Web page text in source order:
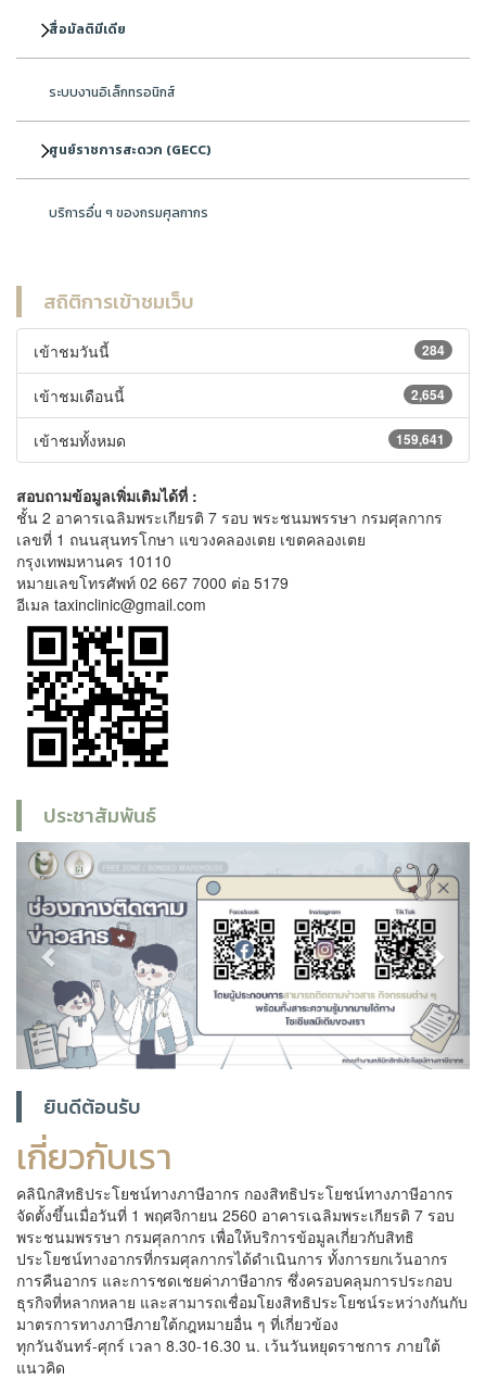
สื่อมัลติมีเดีย
ระบบงานอิเล็กทรอนิกส์
ศูนย์ราชการสะดวก (GECC)
บริการอื่น ๆ ของกรมศุลกากร
สถิติการเข้าชมเว็บ
284
เข้าชมวันนี้
2,654
เข้าชมเดือนนี้
159,641
เข้าชมทั้งหมด
สอบถามข้อมูลเพิ่มเติมได้ที่ :
ชั้น 2 อาคารเฉลิมพระเกียรติ 7 รอบ พระชนมพรรษา กรมศุลกากร
เลขที่ 1 ถนนสุนทรโกษา แขวงคลองเตย เขตคลองเตย
กรุงเทพมหานคร 10110
หมายเลขโทรศัพท์ 02 667 7000 ต่อ 5179
อีเมล taxinclinic@gmail.com
ประชาสัมพันธ์
Previous Next
ยินดีต้อนรับ
เกี่ยวกับเรา
คลินิกสิทธิประโยชน์ทางภาษีอากร กองสิทธิประโยชน์ทางภาษีอากร
จัดตั้งขึ้นเมื่อวันที่ 1 พฤศจิกายน 2560 อาคารเฉลิมพระเกียรติ 7 รอบ
พระชนมพรรษา กรมศุลกากร เพื่อให้บริการข้อมูลเกี่ยวกับสิทธิ
ประโยชน์ทางอากรที่กรมศุลกากรได้ดำเนินการ ทั้งการยกเว้นอากร
การคืนอากร และการชดเชยค่าภาษีอากร ซึ่งครอบคลุมการประกอบ
ธุรกิจที่หลากหลาย และสามารถเชื่อมโยงสิทธิประโยชน์ระหว่างกันกับ
มาตรการทางภาษีภายใต้กฎหมายอื่น ๆ ที่เกี่ยวข้อง
ทุกวันจันทร์-ศุกร์ เวลา 8.30-16.30 น. เว้นวันหยุดราชการ ภายใต้
แนวคิด